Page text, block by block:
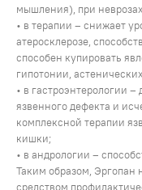
мышления), при
• в терапии – снижает
атеросклерозе,
способен купировать
гипотонии,
• в гастроэнтерологии
язвенного дефекта и
комплексной терапии
кишки;
• в андрологии –
Таким образом, Эргопан
средством